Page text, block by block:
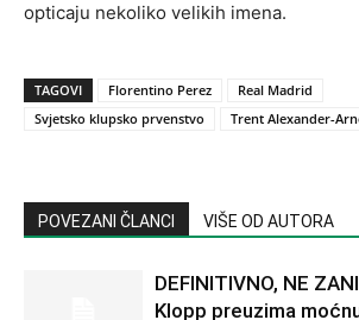
opticaju nekoliko velikih imena.
TAGOVI Florentino Perez
Real Madrid
Svjetsko klupsko prvenstvo
Trent Alexander-
POVEZANI ČLANCI VIŠE OD AUTORA
DEFINITIVNO, NE
Klopp preuzima